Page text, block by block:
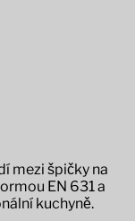
mezi špičky na
EN 631 a
kuchyně.